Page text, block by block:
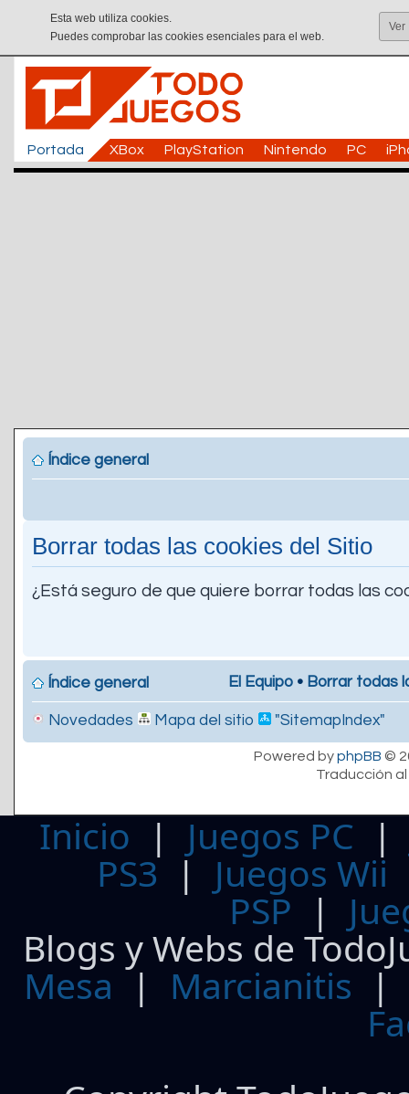
Esta web utiliza cookies.
Puedes comprobar las cookies esenciales para el web.
Ver
Portada XBox PlayStation Nintendo PC
Índice general
Borrar todas las cookies del Sitio
¿Está seguro de que quiere borrar todas las
Índice general El Equipo • Borrar todas
Novedades Mapa del sitio "SitemapIndex"
Powered byphpBB ©
Traducción
Inicio | Juegos PC
PS3| Juegos Wii
PSP |
Blogs y Webs de
Mesa | Marcianitis |